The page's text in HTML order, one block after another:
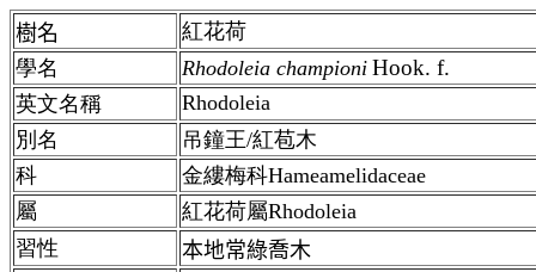
樹名
紅花荷
學名
Rhodoleia championi Hook. f.
英文名稱
Rhodoleia
別名
吊鐘王/紅苞木
科
金縷梅科Hameamelidaceae
屬
紅花荷屬Rhodoleia
習性
本地常綠喬木